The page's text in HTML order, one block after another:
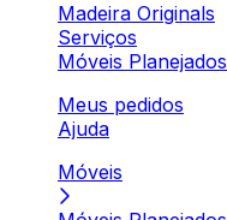
Madeira Originals
Serviços
Móveis Planejados
Meus pedidos
Ajuda
Móveis